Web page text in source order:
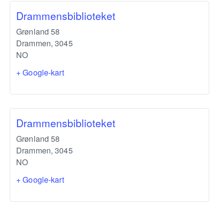
Drammensbiblioteket
Grønland 58
Drammen, 3045
NO
+ Google-kart
Drammensbiblioteket
Grønland 58
Drammen, 3045
NO
+ Google-kart